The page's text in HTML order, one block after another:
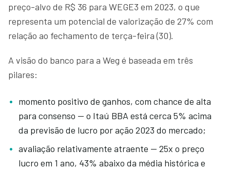
preço-alvo de R$ 36 para WEGE3 em 2023, o que
representa um potencial de valorização de 27% com
relação ao fechamento de terça-feira (30).
A visão do banco para a Weg é baseada em três
pilares:
momento positivo de ganhos, com chance de alta
para consenso — o Itaú BBA está cerca 5% acima
da previsão de lucro por ação 2023 do mercado;
avaliação relativamente atraente — 25x o preço
lucro em 1 ano, 43% abaixo da média histórica e